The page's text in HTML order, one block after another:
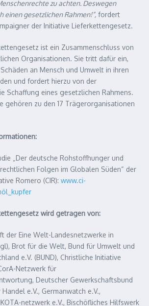
zu achten. Deswegen
einen gesetzlichen Rahmen!”, fordert
der Initiative Lieferkettengesetz.
ist ein Zusammenschluss von
Organisationen. Sie tritt dafür ein,
an Mensch und Umwelt in ihren
und fordert hierzu von der
Schaffung eines gesetzlichen Rahmens.
gehören zu den 17 Trägerorganisationen
„Der deutsche Rohstoffhunger und
Folgen im Globalen Süden“ der
Romero (CIR): www.ci-
wird getragen von:
der Eine Welt-Landesnetzwerke in
Brot für die Welt, Bund für Umwelt und
e.V. (BUND), Christliche Initiative
Netzwerk für
Deutscher Gewerkschaftsbund
Handel e.V., Germanwatch e.V.,
netzwerk e.V., Bischöfliches Hilfswerk